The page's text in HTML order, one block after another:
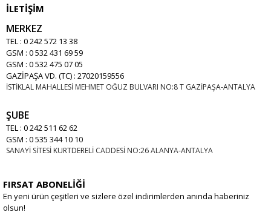
İLETİŞİM
MERKEZ
TEL : 0 242 572 13 38
GSM : 0 532 431 69 59
GSM : 0 532 475 07 05
GAZİPAŞA VD. (TC) : 27020159556
İSTİKLAL MAHALLESİ MEHMET OĞUZ BULVARI NO:8 T GAZİPAŞA-ANTALYA
ŞUBE
TEL : 0 242 511 62 62
GSM : 0 535 344 10 10
SANAYİ SİTESİ KURTDERELİ CADDESİ NO:26 ALANYA-ANTALYA
FIRSAT ABONELİĞİ
En yeni ürün çeşitleri ve sizlere özel indirimlerden anında haberiniz
olsun!